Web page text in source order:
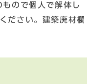
ので個人で解体し
ださい。建築廃材欄